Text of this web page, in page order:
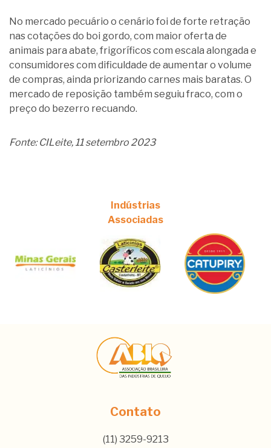
No mercado pecuário o cenário foi de forte retração
nas cotações do boi gordo, com maior oferta de
animais para abate, frigoríficos com escala alongada e
consumidores com dificuldade de aumentar o volume
de compras, ainda priorizando carnes mais baratas. O
mercado de reposição também seguiu fraco, com o
preço do bezerro recuando.
Fonte: CILeite, 11 setembro 2023
Indústrias
Associadas
Contato
(11) 3259-9213